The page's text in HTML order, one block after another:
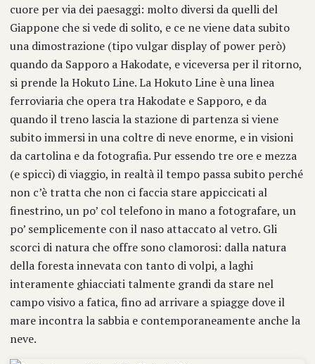
cuore per via dei paesaggi: molto diversi da quelli del
Giappone che si vede di solito, e ce ne viene data subito
una dimostrazione (tipo vulgar display of power però)
quando da Sapporo a Hakodate, e viceversa per il ritorno,
si prende la Hokuto Line. La Hokuto Line è una linea
ferroviaria che opera tra Hakodate e Sapporo, e da
quando il treno lascia la stazione di partenza si viene
subito immersi in una coltre di neve enorme, e in visioni
da cartolina e da fotografia. Pur essendo tre ore e mezza
(e spicci) di viaggio, in realtà il tempo passa subito perché
non c’è tratta che non ci faccia stare appiccicati al
finestrino, un po’ col telefono in mano a fotografare, un
po’ semplicemente con il naso attaccato al vetro. Gli
scorci di natura che offre sono clamorosi: dalla natura
della foresta innevata con tanto di volpi, a laghi
interamente ghiacciati talmente grandi da stare nel
campo visivo a fatica, fino ad arrivare a spiagge dove il
mare incontra la sabbia e contemporaneamente anche la
neve.